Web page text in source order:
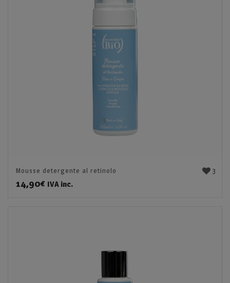
3
Mousse detergente al retinolo
14,90€ IVA inc.